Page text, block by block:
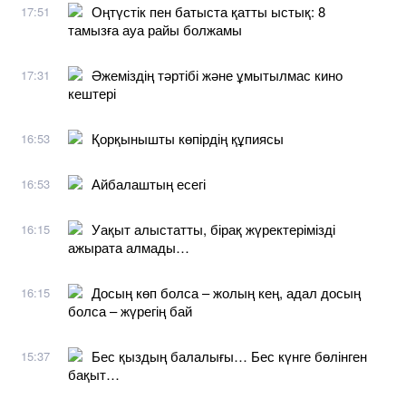
17:51
Оңтүстік пен батыста қатты ыстық: 8
тамызға ауа райы болжамы
17:31
Әжеміздің тәртібі және ұмытылмас кино
кештері
16:53 Қорқынышты көпірдің құпиясы
16:53 Айбалаштың есегі
16:15
Уақыт алыстатты, бірақ жүректерімізді
ажырата алмады…
16:15
Досың көп болса – жолың кең, адал досың
болса – жүрегің бай
15:37
Бес қыздың балалығы… Бес күнге бөлінген
бақыт…